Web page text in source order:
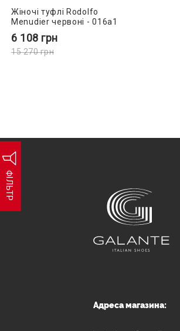
ФІЛЬТР
Жіночі туфлі Rodolfo
Menudier червоні - 016a1
6 108 грн
15 270грн
Адреса магазина: